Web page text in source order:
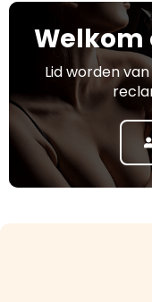
Welkom
Lid worden